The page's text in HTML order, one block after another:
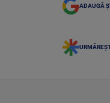
ADAUGĂ